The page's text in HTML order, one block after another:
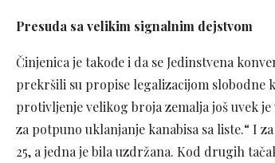
Presuda sa velikim signalnim dejstvom
Činjenica je takođe i da se Jedinstvena
prekršili su propise legalizacijom slobodne
protivljenje velikog broja zemalja još uvek
za potpuno uklanjanje kanabisa sa liste.“ I
25, a jedna je bila uzdržana. Kod drugih